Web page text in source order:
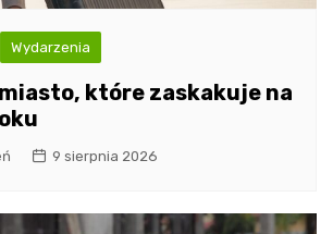
Wydarzenia
które zaskakuje na
9 sierpnia 2026